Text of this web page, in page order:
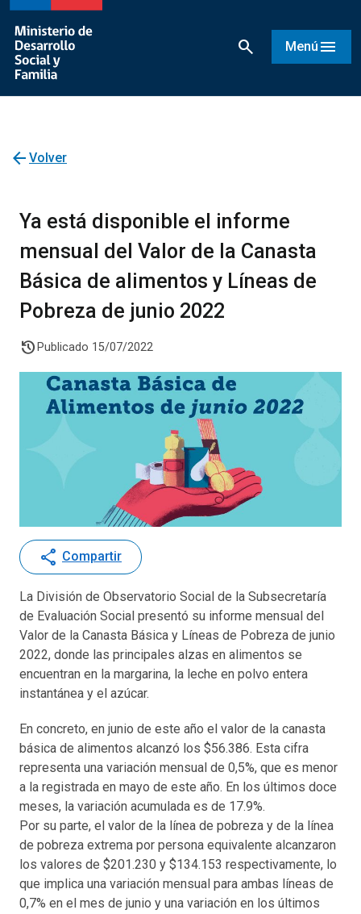
search Menú menu
arrow_back Volver
Ya está disponible el informe
mensual del Valor de la Canasta
Básica de alimentos y Líneas de
Pobreza de junio 2022
history Publicado 15/07/2022
share Compartir
La División de Observatorio Social de la Subsecretaría
de Evaluación Social presentó su informe mensual del
Valor de la Canasta Básica y Líneas de Pobreza de junio
2022, donde las principales alzas en alimentos se
encuentran en la margarina, la leche en polvo entera
instantánea y el azúcar.
En concreto, en junio de este año el valor de la canasta
básica de alimentos alcanzó los $56.386. Esta cifra
representa una variación mensual de 0,5%, que es menor
a la registrada en mayo de este año. En los últimos doce
meses, la variación acumulada es de 17.9%.
Por su parte, el valor de la línea de pobreza y de la línea
de pobreza extrema por persona equivalente alcanzaron
los valores de $201.230 y $134.153 respectivamente, lo
que implica una variación mensual para ambas líneas de
0,7% en el mes de junio y una variación en los últimos